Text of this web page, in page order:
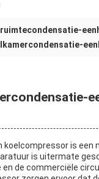
is
is uitermate
de commerciële